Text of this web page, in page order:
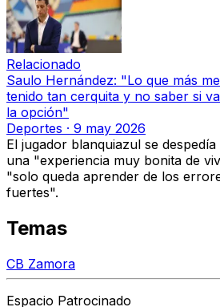
Relacionado
Saulo Hernández: "Lo que más
tenido tan cerquita y no saber si
la opción"
Deportes · 9 may 2026
El jugador blanquiazul se
una "experiencia muy bonita de
"solo queda aprender de los
fuertes".
Temas
CB Zamora
Espacio Patrocinado